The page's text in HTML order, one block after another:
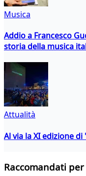
Musica
Addio a Francesco
storia della musica
Attualità
Al via la XI edizione
Raccomandati